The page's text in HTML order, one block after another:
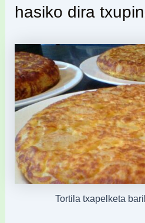
hasiko dira
Tortila txapelketa